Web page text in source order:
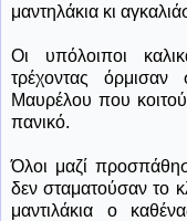
μαντηλάκια κι
Οι υπόλοιποι
τρέχοντας όρμισαν
Μαυρέλου που
πανικό.
Όλοι μαζί
δεν σταματούσαν το
μαντιλάκια ο